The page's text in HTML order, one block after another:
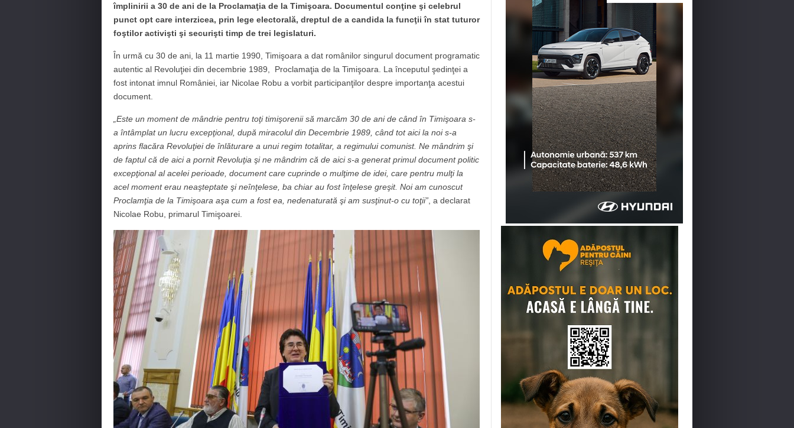
împlinirii a 30 de ani de la Proclamaţia de la Timişoara. Documentul conţine şi celebrul
punct opt care interzicea, prin lege electorală, dreptul de a candida la funcţii în stat tuturor
foştilor activişti şi securişti timp de trei legislaturi.
În urmă cu 30 de ani, la 11 martie 1990, Timişoara a dat românilor singurul document programatic
autentic al Revoluţiei din decembrie 1989, Proclamaţia de la Timişoara. La începutul şedinţei a
fost intonat imnul României, iar Nicolae Robu a vorbit participanţilor despre importanţa acestui
document.
„Este un moment de mândrie pentru toţi timişorenii să marcăm 30 de ani de când în Timişoara s-
a întâmplat un lucru excepţional, după miracolul din Decembrie 1989, când tot aici la noi s-a
aprins flacăra Revoluţiei de înlăturare a unui regim totalitar, a regimului comunist. Ne mândrim şi
de faptul că de aici a pornit Revoluţia şi ne mândrim că de aici s-a generat primul document politic
excepţional al acelei perioade, document care cuprinde o mulţime de idei, care pentru mulţi la
acel moment erau neaşteptate şi neînţelese, ba chiar au fost înţelese greşit. Noi am cunoscut
Proclamţia de la Timişoara aşa cum a fost ea, nedenaturată şi am susţinut-o cu toţii” , a declarat
Nicolae Robu, primarul Timişoarei.